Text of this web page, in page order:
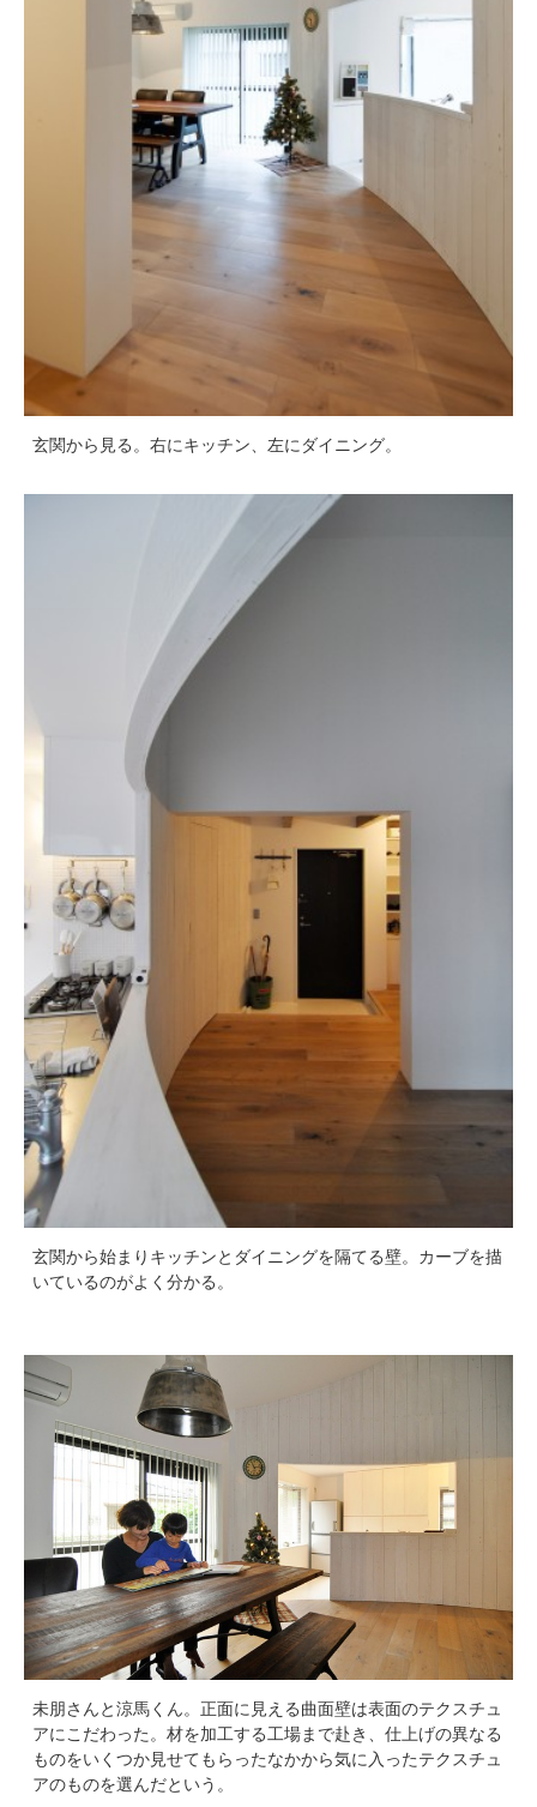
玄関から見る。右にキッチン、左にダイニング。
玄関から始まりキッチンとダイニングを隔てる壁。カーブを描
いているのがよく分かる。
未朋さんと涼馬くん。正面に見える曲面壁は表面のテクスチュ
アにこだわった。材を加工する工場まで赴き、仕上げの異なる
ものをいくつか見せてもらったなかから気に入ったテクスチュ
アのものを選んだという。